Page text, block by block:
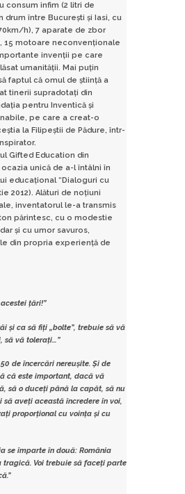
consum infim (2 litri de
drum între București și Iasi, cu
h), 7 aparate de zbor
15 motoare neconvenționale
invenții pe care
umanității. Mai puțin
faptul că omul de știință a
tinerii supradotați din
pentru Inventică și
pe care a creat-o
la Filipeștii de Pădure, într-
Gifted Education din
ocazia unică de a-l întâlni în
educațional “Dialoguri cu
2012). Alături de noțiuni
inventatorul le-a transmis
părintesc, cu o modestie
și cu umor savuros,
din propria experiență de
țări!”
și ca să fiți „bolte”, trebuie să vă
să vă tolerați…”
de încercări nereușite. Și de
că este important, dacă vă
să o duceți până la capăt, să nu
aveți această încredere în voi,
proporțional cu voința și cu
se împarte în două: România
tragică. Voi trebuie să faceți parte